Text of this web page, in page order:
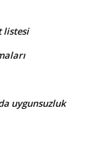
listesi
uygunsuzluk